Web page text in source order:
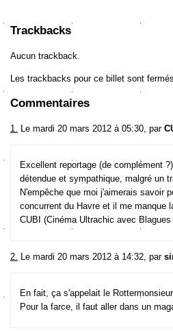
Trackbacks
Aucun trackback.
Les trackbacks pour ce billet sont
Commentaires
1. Le mardi 20 mars 2012 à 05:30, par
Excellent reportage (de complément
détendue et sympathique, malgré un
N'empêche que moi j'aimerais savoir
concurrent du Havre et il me manque
CUBI (Cinéma Ultrachic avec
2. Le mardi 20 mars 2012 à 14:32, par
En fait, ça s'appelait le
Pour la farce, il faut aller dans un